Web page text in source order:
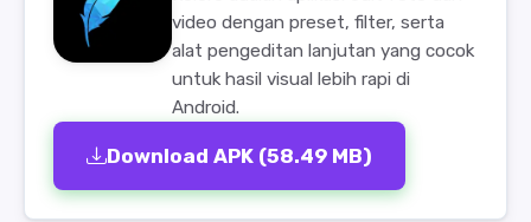
video dengan preset, filter, serta
alat pengeditan lanjutan yang cocok
untuk hasil visual lebih rapi di
Android.
Download APK (58.49 MB)